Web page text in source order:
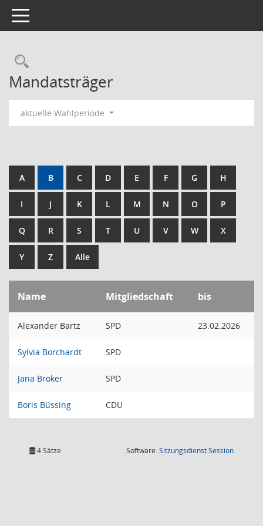
Toggle navigation
Rechercheauswahl
Mandatsträger
aktuelle Wahlperiode
A B C D E F G H
I J K L M N O P
Q R S T U V W X
Y Z Alle
Name Mitgliedschaft bis
Alexander Bartz SPD 23.02.2026
Sylvia Borchardt SPD
Jana Bröker SPD
Boris Büssing CDU
4 Sätze Software:SitzungsdienstSession(Wird in